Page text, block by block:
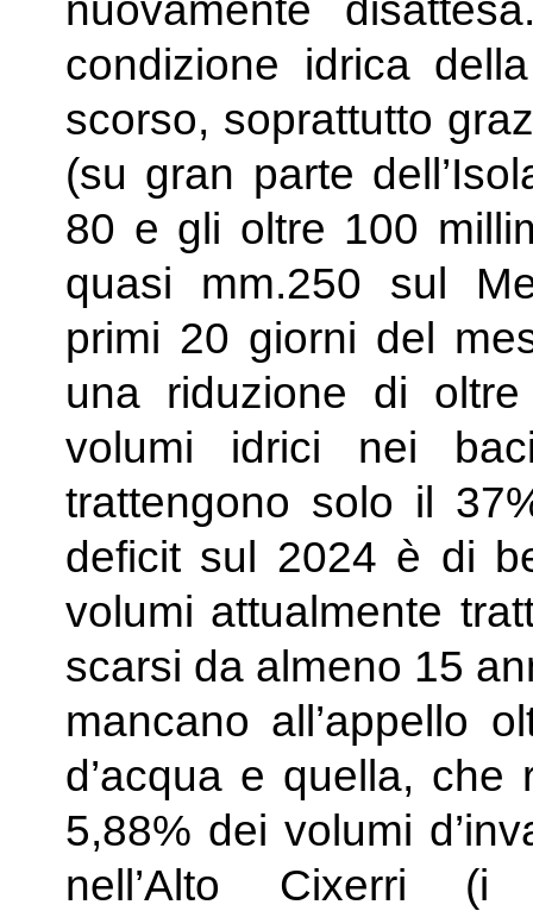
nuovamente
condizione idrica
scorso, soprattutto
(su gran parte
80 e gli oltre 100
quasi mm.250 sul
primi 20 giorni del
una riduzione di
volumi idrici nei
trattengono solo il
deficit sul 2024 è di
volumi attualmente
scarsi da almeno 15
mancano all’appello
d’acqua e quella, che
5,88% dei volumi
nell’Alto Cixerri